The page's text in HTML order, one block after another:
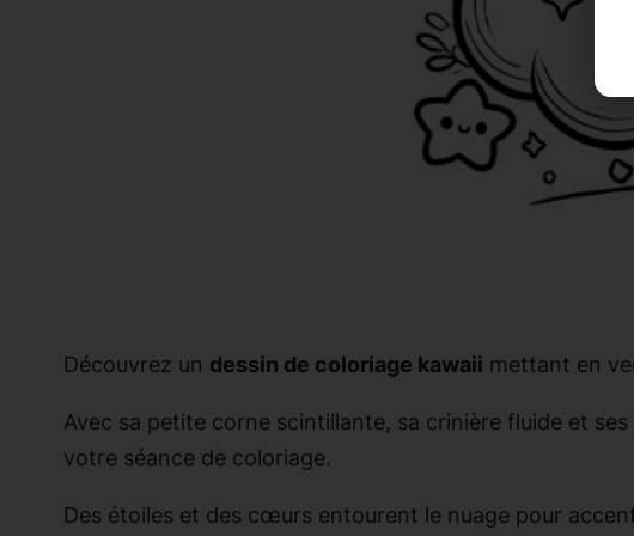
Découvrez un dessin de coloriage kawaii mettant en
Avec sa petite corne scintillante, sa crinière fluide et
votre séance de coloriage.
Des étoiles et des cœurs entourent le nuage pour